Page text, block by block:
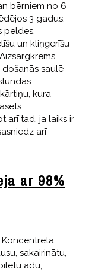
bērniem no 6
3 gadus,
peldes.
un kliņģerīšu
došanās saulē
kura
arī tad, ja laiks ir
arī
ar 98%
Koncentrētā
sakairinātu,
ādu,